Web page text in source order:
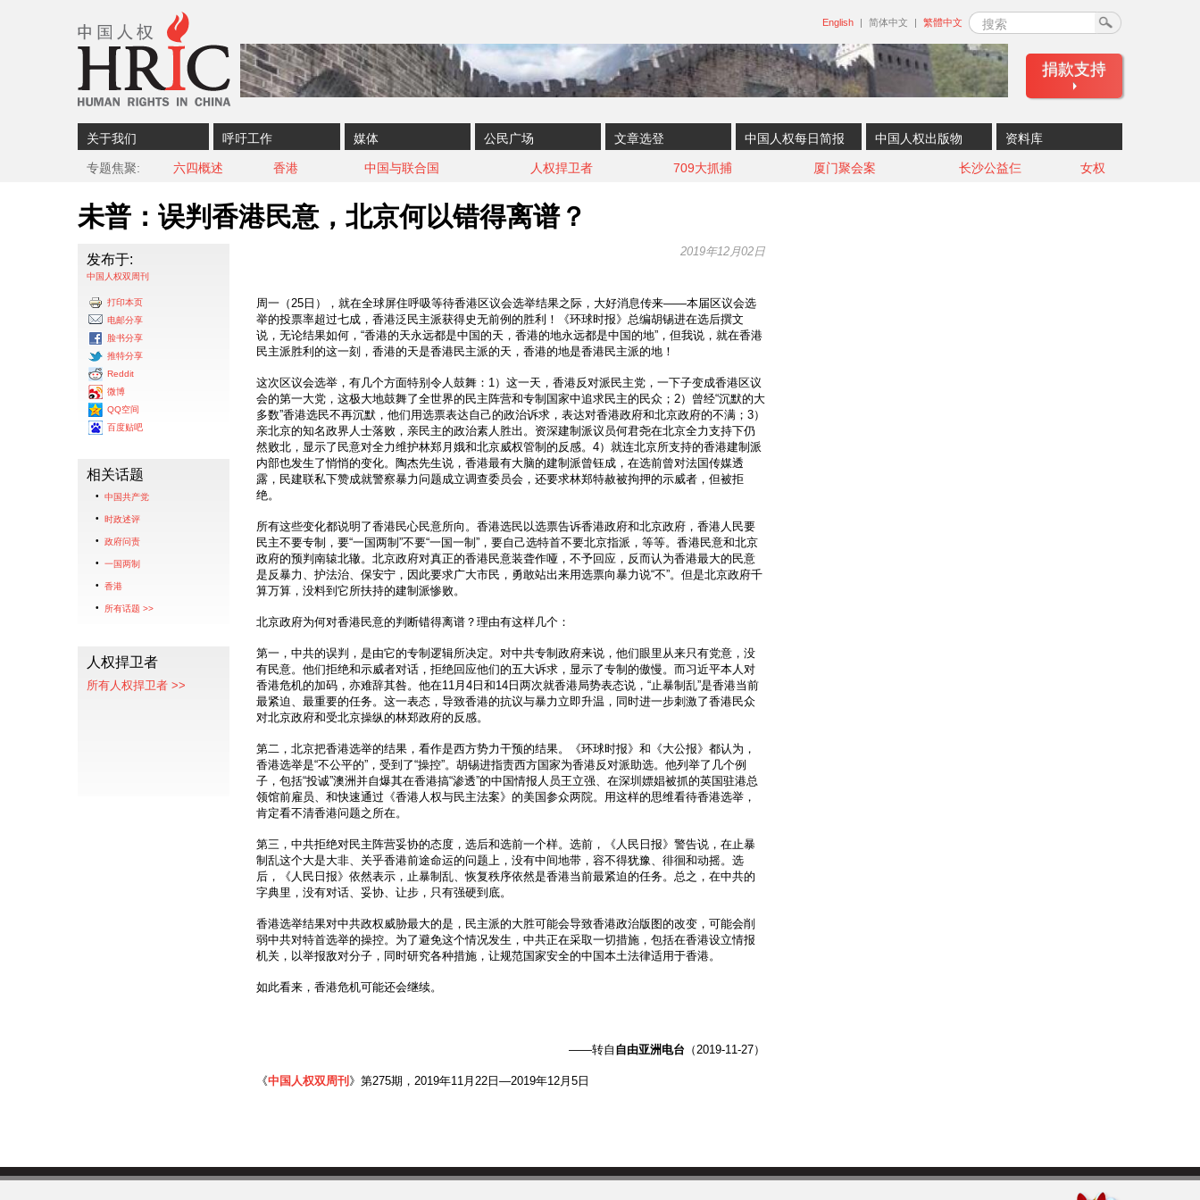
搜索
English 简体中文 繁體中文
捐款支持
关于我们 呼吁工作 媒体 公民广场 文章选登 中国人权每日简报 中国人权出版物 资料库
专题焦聚 六四概述 香港 中国与联合国 人权捍卫者 709大抓捕 厦门聚会案 长沙公益仨 女权
未普：误判香港民意，北京何以错得离谱？
发布于:
中国人权双周刊
打印本页
电邮分享
脸书分享
推特分享
Reddit
微博
QQ空间
百度贴吧
相关话题
中国共产党
时政述评
政府问责
一国两制
香港
所有话题 >>
人权捍卫者
所有人权捍卫者 >>
2019年12月02日
周一（25日），就在全球屏住呼吸等待香港区议会选举结果之际，大好消息传来——本届区议会选
举的投票率超过七成，香港泛民主派获得史无前例的胜利！《环球时报》总编胡锡进在选后撰文
说，无论结果如何，“香港的天永远都是中国的天，香港的地永远都是中国的地”，但我说，就在香港
民主派胜利的这一刻，香港的天是香港民主派的天，香港的地是香港民主派的地！
这次区议会选举，有几个方面特别令人鼓舞：1）这一天，香港反对派民主党，一下子变成香港区议
会的第一大党，这极大地鼓舞了全世界的民主阵营和专制国家中追求民主的民众；2）曾经“沉默的大
多数”香港选民不再沉默，他们用选票表达自己的政治诉求，表达对香港政府和北京政府的不满；3）
亲北京的知名政界人士落败，亲民主的政治素人胜出。资深建制派议员何君尧在北京全力支持下仍
然败北，显示了民意对全力维护林郑月娥和北京威权管制的反感。4）就连北京所支持的香港建制派
内部也发生了悄悄的变化。陶杰先生说，香港最有大脑的建制派曾钰成，在选前曾对法国传媒透
露，民建联私下赞成就警察暴力问题成立调查委员会，还要求林郑特赦被拘押的示威者，但被拒
绝。
所有这些变化都说明了香港民心民意所向。香港选民以选票告诉香港政府和北京政府，香港人民要
民主不要专制，要“一国两制”不要“一国一制”，要自己选特首不要北京指派，等等。香港民意和北京
政府的预判南辕北辙。北京政府对真正的香港民意装聋作哑，不予回应，反而认为香港最大的民意
是反暴力、护法治、保安宁，因此要求广大市民，勇敢站出来用选票向暴力说“不”。但是北京政府千
算万算，没料到它所扶持的建制派惨败。
北京政府为何对香港民意的判断错得离谱？理由有这样几个：
第一，中共的误判，是由它的专制逻辑所决定。对中共专制政府来说，他们眼里从来只有党意，没
有民意。他们拒绝和示威者对话，拒绝回应他们的五大诉求，显示了专制的傲慢。而习近平本人对
香港危机的加码，亦难辞其咎。他在11月4日和14日两次就香港局势表态说，“止暴制乱”是香港当前
最紧迫、最重要的任务。这一表态，导致香港的抗议与暴力立即升温，同时进一步刺激了香港民众
对北京政府和受北京操纵的林郑政府的反感。
第二，北京把香港选举的结果，看作是西方势力干预的结果。《环球时报》和《大公报》都认为，
香港选举是“不公平的”，受到了“操控”。胡锡进指责西方国家为香港反对派助选。他列举了几个例
子，包括“投诚”澳洲并自爆其在香港搞“渗透”的中国情报人员王立强、在深圳嫖娼被抓的英国驻港总
领馆前雇员、和快速通过《香港人权与民主法案》的美国参众两院。用这样的思维看待香港选举，
肯定看不清香港问题之所在。
第三，中共拒绝对民主阵营妥协的态度，选后和选前一个样。选前，《人民日报》警告说，在止暴
制乱这个大是大非、关乎香港前途命运的问题上，没有中间地带，容不得犹豫、徘徊和动摇。选
后，《人民日报》依然表示，止暴制乱、恢复秩序依然是香港当前最紧迫的任务。总之，在中共的
字典里，没有对话、妥协、让步，只有强硬到底。
香港选举结果对中共政权威胁最大的是，民主派的大胜可能会导致香港政治版图的改变，可能会削
弱中共对特首选举的操控。为了避免这个情况发生，中共正在采取一切措施，包括在香港设立情报
机关，以举报敌对分子，同时研究各种措施，让规范国家安全的中国本土法律适用于香港。
如此看来，香港危机可能还会继续。
——转自 自由亚洲电台 （2019-11-27）
《中国人权双周刊 》第275期，2019年11月22日—2019年12月5日